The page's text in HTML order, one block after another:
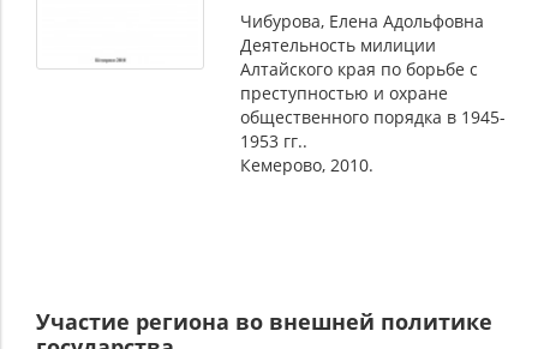
Чибурова, Елена Адольфовна
Деятельность милиции
Алтайского края по борьбе с
преступностью и охране
общественного порядка в 1945-
1953 гг..
Кемерово, 2010.
Участие региона во внешней политике